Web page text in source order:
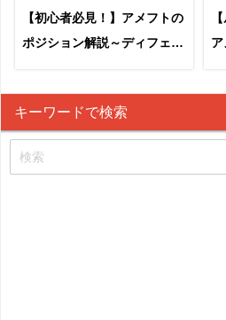
【初心者必見！】アメフトの
ポジション解説～ディフェン
ア
キーワードで検索